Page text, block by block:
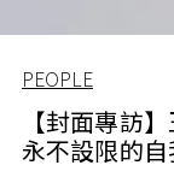
PEOPLE
【封面專訪
永不設限的